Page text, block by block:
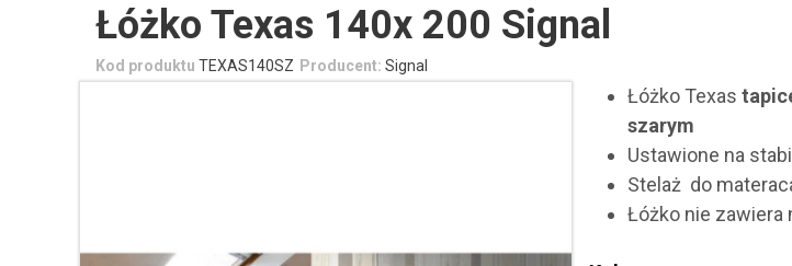
Łóżko Texas 140x 200 Signal
Kod produktu TEXAS140SZ Producent: Signal
Łóżko Texas
szarym
Ustawione na
Stelaż do
Łóżko nie zawiera